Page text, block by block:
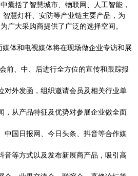
囊括了智慧城市、物联网、人工智能，
慧灯杆、安防等产业链主要产品，为
广大采购商提供了广泛的选择空间。
体和电视媒体将在现场做企业专访和展
前、中、后进行全方位的宣传和跟踪报
对外发函，组织邀请会员及相关行业单
，从产品特征及优势对参展企业做全面
中国日报网、今日头条、抖音等合作媒
音等方式以及发布新展商产品，吸引高